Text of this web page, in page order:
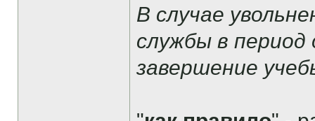
В случае
службы в
завершение